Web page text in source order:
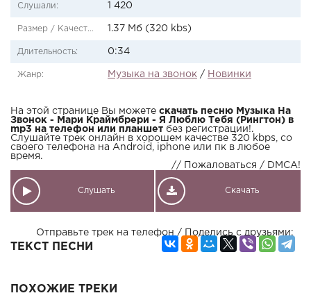
Слушали: 1 420
Размер / Качество: 1.37 Мб (320 kbs)
Длительность: 0:34
Жанр: Музыка на звонок / Новинки
На этой странице Вы можете скачать песню Музыка На
Звонок - Мари Краймбрери - Я Люблю Тебя (Рингтон) в
mp3 на телефон или планшет без регистрации!.
Слушайте трек онлайн в хорошем качестве 320 kbps, со
своего телефона на Android, iphone или пк в любое
время.
// Пожаловаться / DMCA!
Слушать Скачать
Отправьте трек на телефон / Поделись с друзьями:
ТЕКСТ ПЕСНИ
ПОХОЖИЕ ТРЕКИ